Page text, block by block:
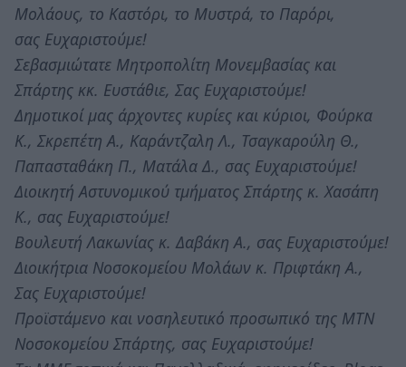
Μολάους, το Καστόρι, το Μυστρά, το Παρόρι,
σας Ευχαριστούμε!
Σεβασμιώτατε Μητροπολίτη Μονεμβασίας και
Σπάρτης κκ. Ευστάθιε, Σας Ευχαριστούμε!
Δημοτικοί μας άρχοντες κυρίες και κύριοι, Φούρκα
Κ., Σκρεπέτη Α., Καράντζαλη Λ., Τσαγκαρούλη Θ.,
Παπασταθάκη Π., Ματάλα Δ., σας Ευχαριστούμε!
Διοικητή Αστυνομικού τμήματος Σπάρτης κ. Χασάπη
Κ., σας Ευχαριστούμε!
Βουλευτή Λακωνίας κ. Δαβάκη Α., σας Ευχαριστούμε!
Διοικήτρια Νοσοκομείου Μολάων κ. Πριφτάκη Α.,
Σας Ευχαριστούμε!
Προϊστάμενο και νοσηλευτικό προσωπικό της ΜΤΝ
Νοσοκομείου Σπάρτης, σας Ευχαριστούμε!